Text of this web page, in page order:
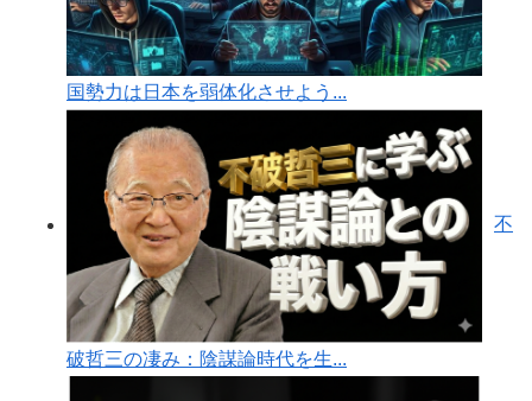
国勢力は日本を弱体化させよう...
不
破哲三の凄み：陰謀論時代を生...